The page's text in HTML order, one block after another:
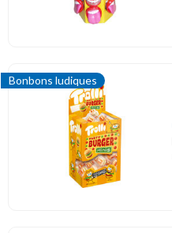
Bonbons ludiques